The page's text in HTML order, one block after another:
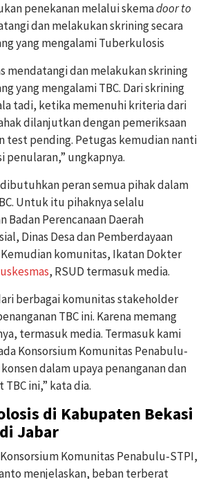
penekanan melalui skemadoor to
dan melakukan skrining secara
yang mengalami Tuberkulosis
mendatangi dan melakukan skrining
yang mengalami TBC. Dari skrining
tadi, ketika memenuhi kriteria dari
dilanjutkan dengan pemeriksaan
test pending. Petugas kemudian nanti
penularan,” ungkapnya.
peran semua pihak dalam
Untuk itu pihaknya selalu
Badan Perencanaan Daerah
Dinas Desa dan Pemberdayaan
Kemudian komunitas, Ikatan Dokter
, RSUD termasuk media.
berbagai komunitas stakeholder
TBC ini. Karena memang
termasuk media. Termasuk kami
Konsorsium Komunitas Penabulu-
dalam upaya penanganan dan
ini,” kata dia.
di Kabupaten Bekasi
Jabar
Komunitas Penabulu-STPI,
menjelaskan, beban terberat